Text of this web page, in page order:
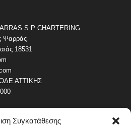
Συγκατάθεσης
S P CHARTERING
Ψαρράς
18531
ΑΤΤΙΚΗΣ